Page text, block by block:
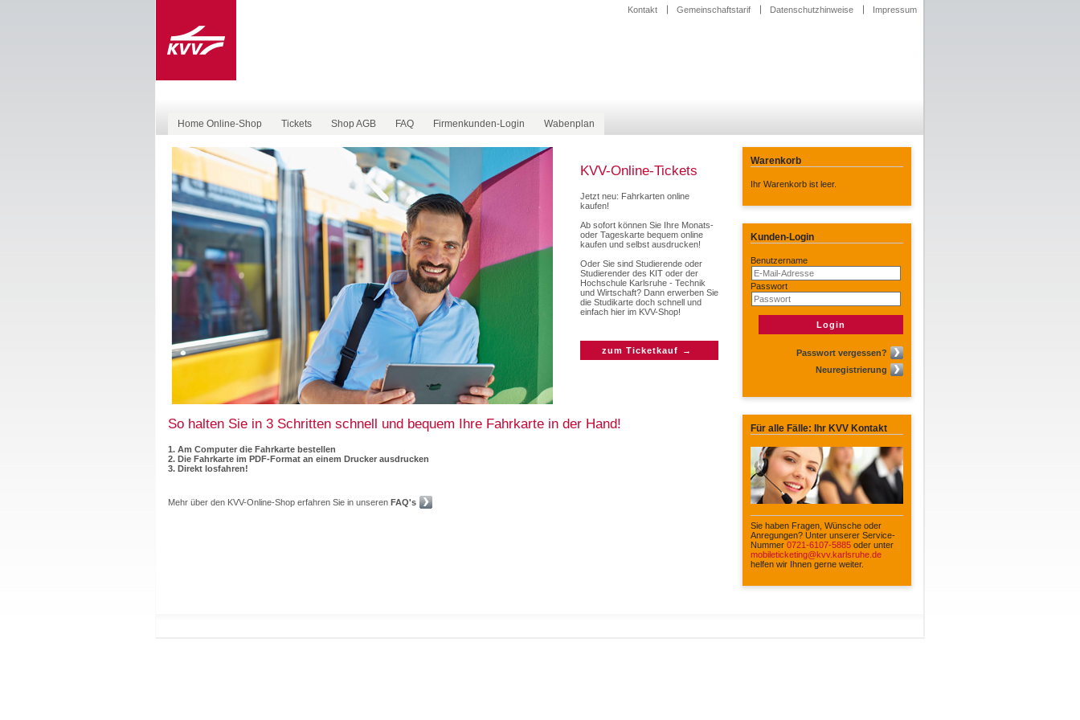
Kontakt Gemeinschaftstarif Datenschutzhinweise Impressum
Home Online-Shop Tickets Shop AGB FAQ Firmenkunden-Login Wabenplan
Warenkorb
Ihr Warenkorb ist leer.
Kunden-Login
Benutzername
Passwort
Passwort vergessen?
Neuregistrierung
Für alle Fälle: Ihr KVV Kontakt
Sie haben Fragen, Wünsche oder
Anregungen? Unter unserer Service-
Nummer 0721-6107-5885 oder unter
mobileticketing@kvv.karlsruhe.de
helfen wir Ihnen gerne weiter.
KVV-Online-Tickets
Jetzt neu: Fahrkarten online
kaufen!
Ab sofort können Sie Ihre Monats-
oder Tageskarte bequem online
kaufen und selbst ausdrucken!
Oder Sie sind Studierende oder
Studierender des KIT oder der
Hochschule Karlsruhe - Technik
und Wirtschaft? Dann erwerben Sie
die Studikarte doch schnell und
einfach hier im KVV-Shop!
zum Ticketkauf
So halten Sie in 3 Schritten schnell und bequem Ihre Fahrkarte in der Hand!
1. Am Computer die Fahrkarte bestellen
2. Die Fahrkarte im PDF-Format an einem Drucker ausdrucken
3. Direkt losfahren!
Mehr über den KVV-Online-Shop erfahren Sie in unseren FAQ's